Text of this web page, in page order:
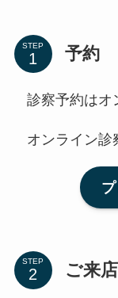
STEP 予約
診察予約はオ
オンライン診
STEP ご来店